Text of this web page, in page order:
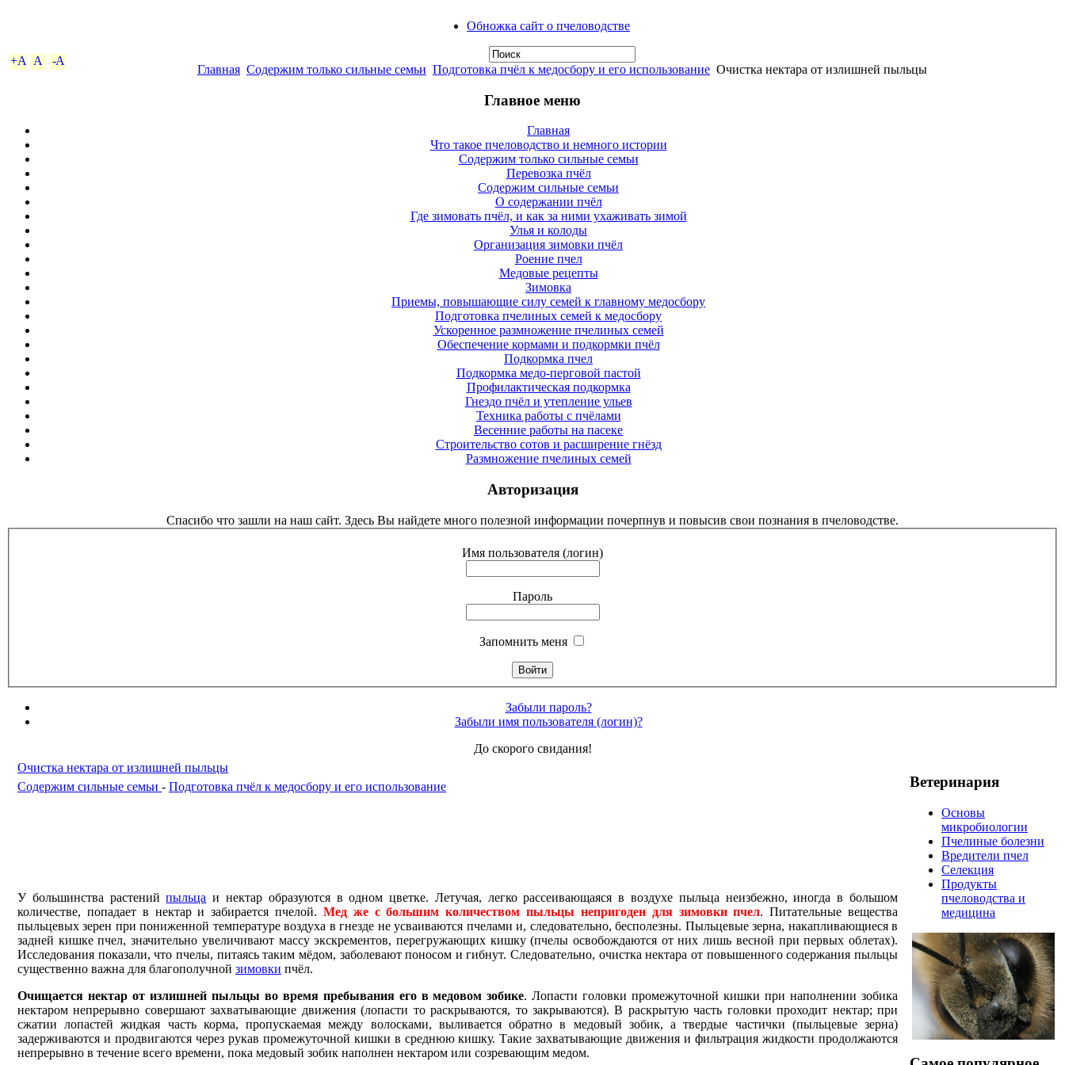
Обножка сайт о пчеловодстве
+A A -A
Главная Содержим только сильные семьи Подготовка пчёл к медосбору и его использование Очистка нектара от излишней пыльцы
Главное меню
Главная
Что такое пчеловодство и немного истории
Содержим только сильные семьи
Перевозка пчёл
Содержим сильные семьи
О содержании пчёл
Где зимовать пчёл, и как за ними ухаживать зимой
Улья и колоды
Организация зимовки пчёл
Роение пчел
Медовые рецепты
Зимовка
Приемы, повышающие силу семей к главному медосбору
Подготовка пчелиных семей к медосбору
Ускоренное размножение пчелиных семей
Обеспечение кормами и подкормки пчёл
Подкормка пчел
Подкормка медо-перговой пастой
Профилактическая подкормка
Гнездо пчёл и утепление ульев
Техника работы с пчёлами
Весенние работы на пасеке
Строительство сотов и расширение гнёзд
Размножение пчелиных семей
Авторизация
Спасибо что зашли на наш сайт. Здесь Вы найдете много полезной информации почерпнув и повысив свои познания в пчеловодстве.
Имя пользователя (логин)
Пароль
Запомнить меня
Забыли пароль?
Забыли имя пользователя (логин)?
До скорого свидания!
Очистка нектара от излишней пыльцы
Содержим сильные семьи - Подготовка пчёл к медосбору и его использование
У большинства расте­нийпыльца и нектар образуются в одном цветке. Летучая, легко рассеивающаяся в воздухе пыльца неизбежно, иногда в большом
количестве, попадает в нектар и забирается пчелой. Мед же с большим количеством пыльцы непригоден для зимовки пчел. Питательные вещества
пыльцевых зерен при пониженной тем­пературе воздуха в гнезде не усваиваются пчелами и, следова­тельно, бесполезны. Пыльцевые зерна, накапливающиеся в
задней кишке пчел, значительно увеличивают массу экскрементов, пере­гружающих кишку (пчелы освобождаются от них лишь весной при первых облетах).
Исследования показали, что пчелы, питаясь таким мёдом, заболевают поносом и гибнут. Следовательно, очистка нектара от повышенного содержания пыльцы
существенно важна для благополучной зимовки пчёл.
Очищается нектар от излишней пыльцы во время пребывания его в медовом зобике. Лопасти головки промежуточной кишки при наполнении зобика
нектаром непрерывно совершают захваты­вающие движения (лопасти то раскрываются, то закрываются). В раскрытую часть головки проходит нектар; при
сжатии лопа­стей жидкая часть корма, пропускаемая между волосками, выли­вается обратно в медовый зобик, а твердые частички (пыльцевые зерна)
задерживаются и продвигаются через рукав промежуточ­ной кишки в среднюю кишку. Такие захватывающие движения и фильтрация жидкости продолжаются
непрерывно в течение всего времени, пока медовый зобик наполнен нектаром или созреваю­щим медом.
Ветеринария
Основы
микробиологии
Пчелиные болезни
Вредители пчел
Селекция
Продукты
пчеловодства и
медицина